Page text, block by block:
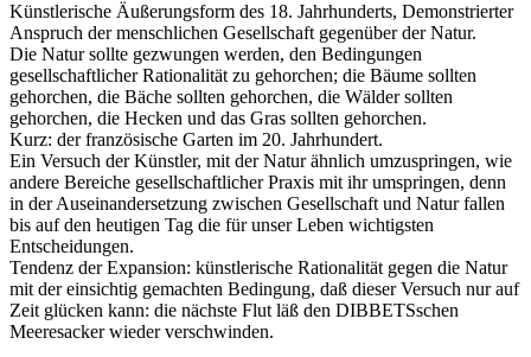
Künstlerische Äußerungsform des 18. Jahrhunderts, Demonstrierter
Anspruch der menschlichen Gesellschaft gegenüber der Natur.
Die Natur sollte gezwungen werden, den Bedingungen
gesellschaftlicher Rationalität zu gehorchen; die Bäume sollten
gehorchen, die Bäche sollten gehorchen, die Wälder sollten
gehorchen, die Hecken und das Gras sollten gehorchen.
Kurz: der französische Garten im 20. Jahrhundert.
Ein Versuch der Künstler, mit der Natur ähnlich umzuspringen, wie
andere Bereiche gesellschaftlicher Praxis mit ihr umspringen, denn
in der Auseinandersetzung zwischen Gesellschaft und Natur fallen
bis auf den heutigen Tag die für unser Leben wichtigsten
Entscheidungen.
Tendenz der Expansion: künstlerische Rationalität gegen die Natur
mit der einsichtig gemachten Bedingung, daß dieser Versuch nur auf
Zeit glücken kann: die nächste Flut läß den DIBBETSschen
Meeresacker wieder verschwinden.